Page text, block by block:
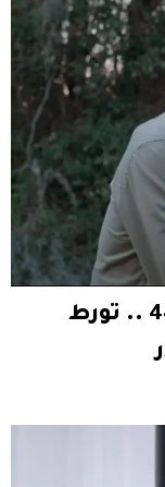
مسلسل المتوحش الحلقة 44 .. تورط